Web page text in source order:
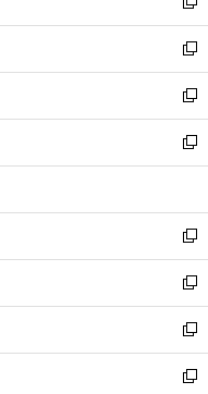
開
く
ウ
で
開
く
ィ
ン
ド
ウ
で
開
く
い
ウ
ィ
ン
ド
ウ
で
開
新
し
い
ウ
ィ
ン
ド
ウ
開
く
新
し
い
ウ
ィ
ン
ウ
で
開
く
新
し
い
ウ
ン
ド
ウ
で
開
く
新
し
ウ
ィ
ン
ド
ウ
で
開
く
新
し
い
ウ
ィ
ン
ド
新
し
い
ウ
ィ
新
し
い
新